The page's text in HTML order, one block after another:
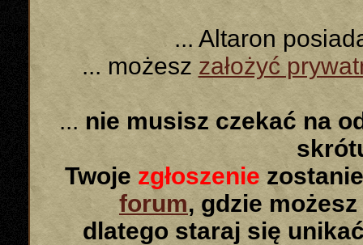
... Altaron
... możeszzałożyć
... nie musisz czekać na
Twoje zgłoszenie
forum, gdzie
dlatego staraj się